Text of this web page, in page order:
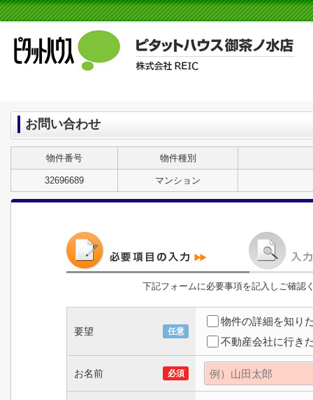
お問い合わせ
物件番号 物件種別
32696689 マンション
下記フォームに必要事項を記入しご確認
要望 任意
物件の詳細を知り
不動産会社に行き
お名前 必須